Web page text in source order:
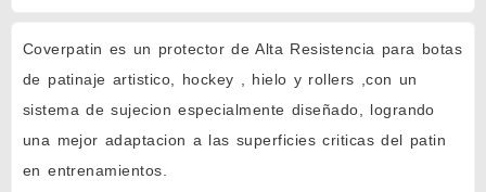
Coverpatin es un protector de Alta Resistencia para botas
de patinaje artistico, hockey , hielo y rollers ,con un
sistema de sujecion especialmente diseñado, logrando
una mejor adaptacion a las superficies criticas del patin
en entrenamientos.